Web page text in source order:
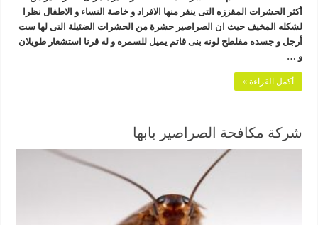
أكثر الحشرات المقززه التى ينفر منها الافراد و خاصة النساء و الاطفال نظرا
لشكله المخيف حيث ان الصراصير حشرة من الحشرات الضئيلة التى لها ست
أرجل و جسده مفلطح لونه بنى قاتم يميل للسمره و له قرنا استشعار طويلان
و …
أكمل القراءة »
شركة مكافحة الصراصير بابها